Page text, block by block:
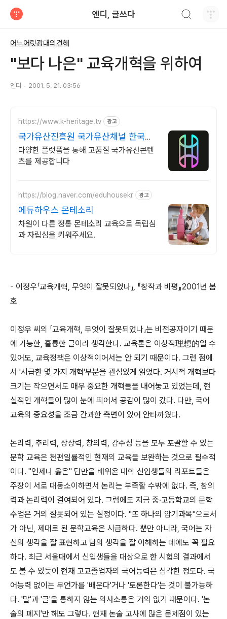
엔디, 글쓰다
어느어릿광대의견해
"보다 나은" 교육개혁을 위하여
엔디 2001. 5. 21. 03:56
https://www.k-heritage.tv 광고
국가유산진흥원 국가유산채널 한국의
세계유산 영상
다양한 플랫폼을 통해 고품질 국가유산콘텐
츠를 제공합니다
https://blog.naver.com/eduhousekr 광고
에듀하우스 몬테소리
차원이 다른 정통 몬테소리 교육으로 독립심
과 자립심을 키워주세요.
- 이정우「교육개혁, 무엇이 잘못되었나」, 『창작과 비평』2001년 봄
호
이정우 씨의 「교육개혁, 무엇이 잘못되었나」는 비전공자이기 때문
에 가능한, 훌륭한 글이라 생각한다. 교육론은 이상적理想的일 수
있어도, 교육정책은 이상적이어서는 안 되기 때문이다. 그런 점에
서 '시급한 몇 가지 개혁'부분을 관심있게 읽었다. 거시적 개혁보다
크기는 작으면서도 매우 중요한 개혁들을 내어놓고 있었는데, 현
실적인 개혁들이 많이 눈에 띄어서 공감이 많이 갔다. 다만, 국어
교육의 중요성을 조금 간과한 측면이 있어 안타까웠다.
논리력, 추리력, 상상력, 창의력, 감수성 등을 모두 포괄할 수 있는
문학 교육은 천편일률적인 현재의 교육을 보완하는 것으로 필수적
이다. "언제나 옳은" 답만을 배워온 대학 신입생들의 리포트들은
주장이 서로 대동소이하면서 논리는 부족할 수밖에 없다. 즉, 창의
력과 논리력이 결여되어 있다. 그럼에도 지금 중·고등학교의 문학
수업은 거의 잘못되어 있는 실정이다. "또 하나의 암기과목"으로서
가 아닌, 제대로 된 문학교육은 시급하다. 뿐만 아니라, 국어는 자
신의 생각을 잘 표현하고 남의 생각을 잘 이해하는 데에도 꼭 필요
하다. 최근 서울대에서 신입생들을 대상으로 한 시험의 결과에서
도 볼 수 있듯이 현재 고교졸업자의 국어능력은 심각한 정도다. 국
어능력 없이는 무언가를 '배운다'거나 '토론한다'는 것이 불가능하
다. '말'과 '글'을 통하지 않는 의사소통은 거의 없기 때문이다. '논
술의 폐지'만 해도 그렇다. 현재 논술 고사에 많은 문제점이 있는